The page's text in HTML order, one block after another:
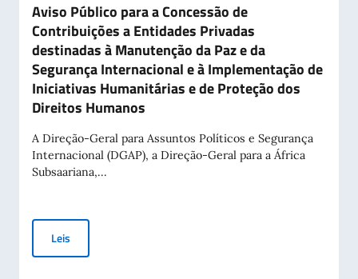
Aviso Público para a Concessão de
Contribuições a Entidades Privadas
destinadas à Manutenção da Paz e da
Segurança Internacional e à Implementação de
Iniciativas Humanitárias e de Proteção dos
Direitos Humanos
A Direção-Geral para Assuntos Políticos e Segurança
Internacional (DGAP), a Direção-Geral para a África
Subsaariana,...
Leis